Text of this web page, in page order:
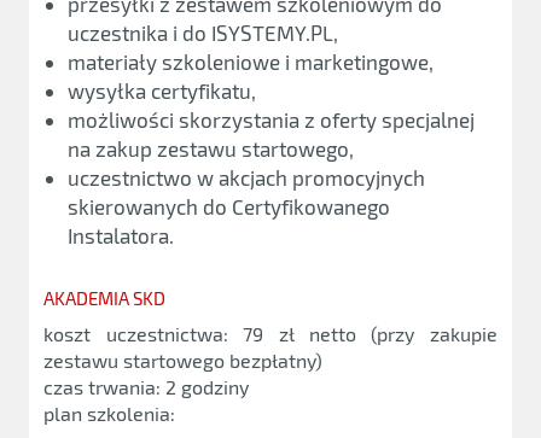
uczestnika i do ISYSTEMY.PL,
materiały szkoleniowe i marketingowe,
wysyłka certyfikatu,
możliwości skorzystania z oferty specjalnej
na zakup zestawu startowego,
uczestnictwo w akcjach promocyjnych
skierowanych do Certyfikowanego
Instalatora.
AKADEMIA SKD
koszt uczestnictwa: 79 zł netto (przy zakupie
zestawu startowego bezpłatny)
czas trwania: 2 godziny
plan szkolenia: